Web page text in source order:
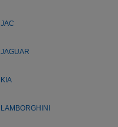
JAC
JAGUAR
KIA
LAMBORGHINI